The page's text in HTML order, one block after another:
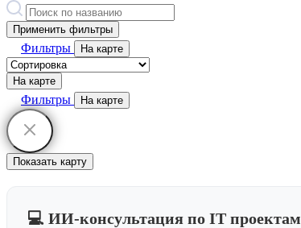
Применить фильтры
Фильтры На карте
На карте
Фильтры На карте
Показать карту
💻 ИИ-консультация по IT проектам